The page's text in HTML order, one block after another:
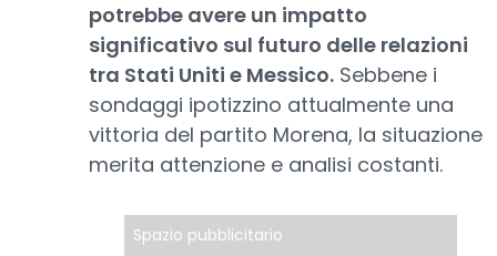
potrebbe avere un impatto
significativo sul futuro delle relazioni
tra Stati Uniti e Messico. Sebbene i
sondaggi ipotizzino attualmente una
vittoria del partito Morena, la situazione
merita attenzione e analisi costanti.
Spazio pubblicitario